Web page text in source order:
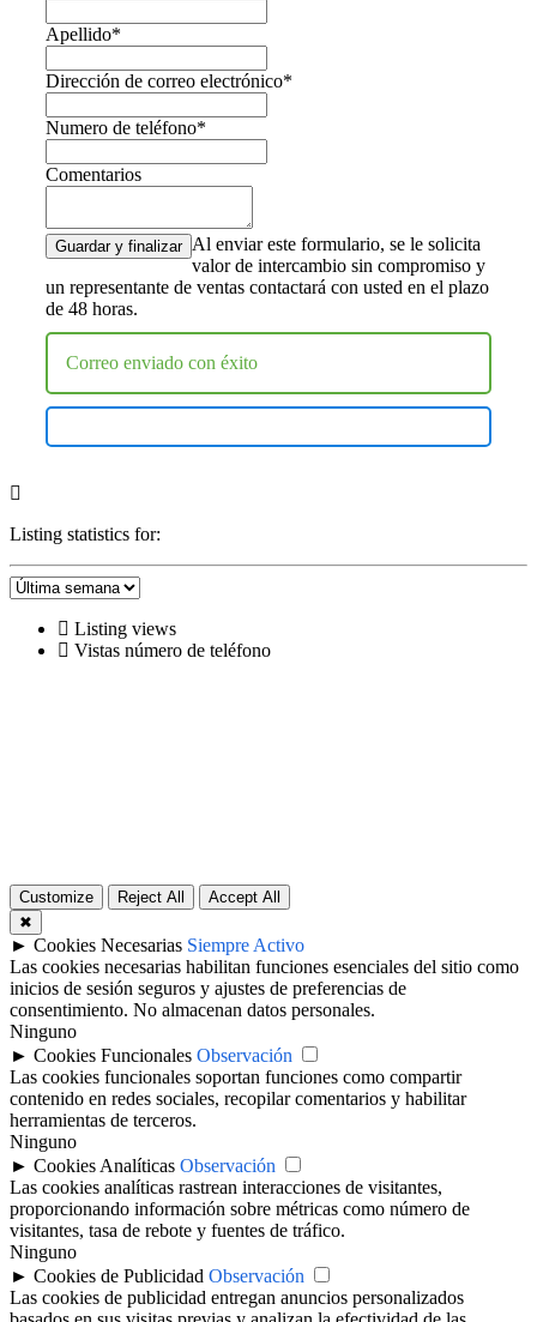
Apellido*
Dirección de correo electrónico*
Numero de teléfono*
Comentarios
Al enviar este formulario, se le solicita
valor de intercambio sin compromiso y
un representante de ventas contactará con usted en el plazo
de 48 horas.
Correo enviado con éxito
Listing statistics for:
Listing views
Vistas número de teléfono
Customize Reject All
Accept All
✖
► Cookies Necesarias Siempre Activo
Las cookies necesarias habilitan funciones esenciales del sitio como
inicios de sesión seguros y ajustes de preferencias de
consentimiento. No almacenan datos personales.
Ninguno
► Cookies Funcionales Observación
Las cookies funcionales soportan funciones como compartir
contenido en redes sociales, recopilar comentarios y habilitar
herramientas de terceros.
Ninguno
► Cookies Analíticas Observación
Las cookies analíticas rastrean interacciones de visitantes,
proporcionando información sobre métricas como número de
visitantes, tasa de rebote y fuentes de tráfico.
Ninguno
► Cookies de Publicidad Observación
Las cookies de publicidad entregan anuncios personalizados